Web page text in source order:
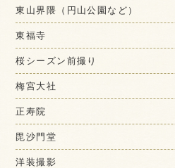
東山界隈（円山公園など）
東福寺
桜シーズン前撮り
梅宮大社
正寿院
毘沙門堂
洋装撮影